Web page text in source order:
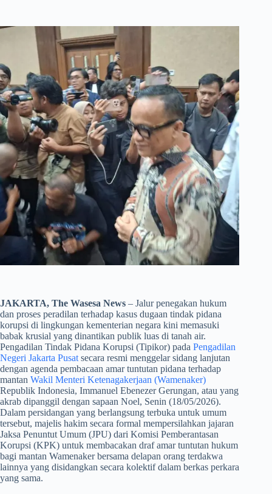
JAKARTA, The Wasesa News – Jalur penegakan hukum
dan proses peradilan terhadap kasus dugaan tindak pidana
korupsi di lingkungan kementerian negara kini memasuki
babak krusial yang dinantikan publik luas di tanah air.
Pengadilan Tindak Pidana Korupsi (Tipikor) pada Pengadilan
Negeri Jakarta Pusat secara resmi menggelar sidang lanjutan
dengan agenda pembacaan amar tuntutan pidana terhadap
mantan Wakil Menteri Ketenagakerjaan (Wamenaker)
Republik Indonesia, Immanuel Ebenezer Gerungan, atau yang
akrab dipanggil dengan sapaan Noel, Senin (18/05/2026).
Dalam persidangan yang berlangsung terbuka untuk umum
tersebut, majelis hakim secara formal mempersilahkan jajaran
Jaksa Penuntut Umum (JPU) dari Komisi Pemberantasan
Korupsi (KPK) untuk membacakan draf amar tuntutan hukum
bagi mantan Wamenaker bersama delapan orang terdakwa
lainnya yang disidangkan secara kolektif dalam berkas perkara
yang sama.